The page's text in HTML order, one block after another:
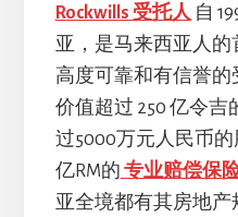
Rockwills 受托人 自
亚，是马来西亚人的
高度可靠和有信誉
价值超过 250 亿令吉
过5000万元人民币的
亿RM的 专业赔偿保
亚全境都有其房地产